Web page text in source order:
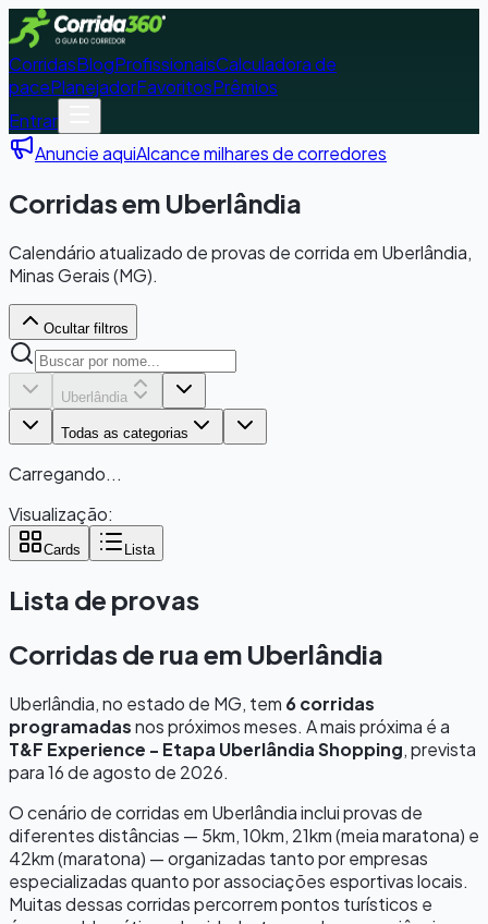
CorridasBlogProfissionaisCalculadora de
pacePlanejadorFavoritosPrêmios
Entrar
Anuncie aquiAlcance milhares de corredores
Corridas em Uberlândia
Calendário atualizado de provas de corrida em Uberlândia,
Minas Gerais (MG).
Ocultar filtros
Uberlândia
Todas as categorias
Carregando...
Visualização:
Cards Lista
Lista de provas
Corridas de rua em Uberlândia
Uberlândia, no estado de MG, tem 6corridas
programadasnos próximos meses. A mais próxima é a
T&F Experience - Etapa Uberlândia Shopping, prevista
para16 de agosto de 2026.
O cenário de corridas em Uberlândiainclui provas de
diferentes distâncias — 5km, 10km, 21km (meia maratona) e
42km (maratona) — organizadas tanto por empresas
especializadas quanto por associações esportivas locais.
Muitas dessas corridas percorrem pontos turísticos e